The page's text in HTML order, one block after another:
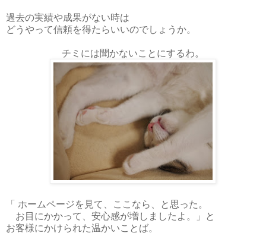
過去の実績や成果がない時は
どうやって信頼を得たらいいのでしょうか。
チミには聞かないことにするわ。
「 ホームページを見て、ここなら、と思った。
お目にかかって、安心感が増しましたよ。」と
お客様にかけられた温かいことば。